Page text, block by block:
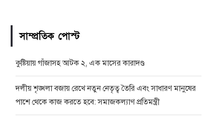
সাম্প্রতিক পোস্ট
কুষ্টিয়ায় গাঁজাসহ আটক ২, এক মাসের কারাদণ্ড
দলীয় শৃঙ্খলা বজায় রেখে নতুন নেতৃত্ব তৈরি এবং সাধারণ মানুষের
পাশে থেকে কাজ করতে হবে: সমাজকল্যাণ প্রতিমন্ত্রী